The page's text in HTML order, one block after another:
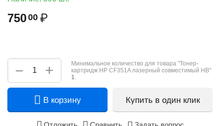
75000 ₽
+
−
Минимальное количество для товара "Тонер-
картридж HP CF351A лазерный совместимый HB"
1.
В корзину Купить в один клик